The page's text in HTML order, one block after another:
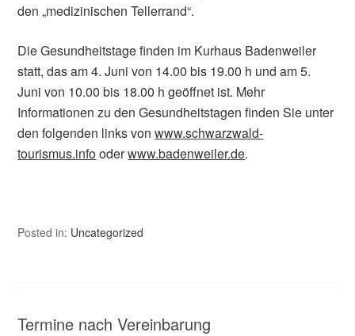
den „medizinischen Tellerrand“.
Die Gesundheitstage finden im Kurhaus Badenweiler
statt, das am 4. Juni von 14.00 bis 19.00 h und am 5.
Juni von 10.00 bis 18.00 h geöffnet ist. Mehr
Informationen zu den Gesundheitstagen finden Sie unter
den folgenden links vonwww.schwarzwald-
tourismus.infooderwww.badenweiler.de.
Posted in: Uncategorized
Termine nach Vereinbarung